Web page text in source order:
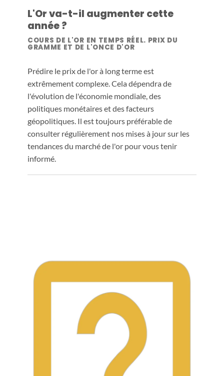
L'Or va-t-il augmenter cette
année ?
COURS DE L'OR EN TEMPS RÉEL. PRIX DU
GRAMME ET DE L'ONCE D'OR
Prédire le prix de l'or à long terme est
extrêmement complexe. Cela dépendra de
l'évolution de l'économie mondiale, des
politiques monétaires et des facteurs
géopolitiques. Il est toujours préférable de
consulter régulièrement nos mises à jour sur les
tendances du marché de l'or pour vous tenir
informé.